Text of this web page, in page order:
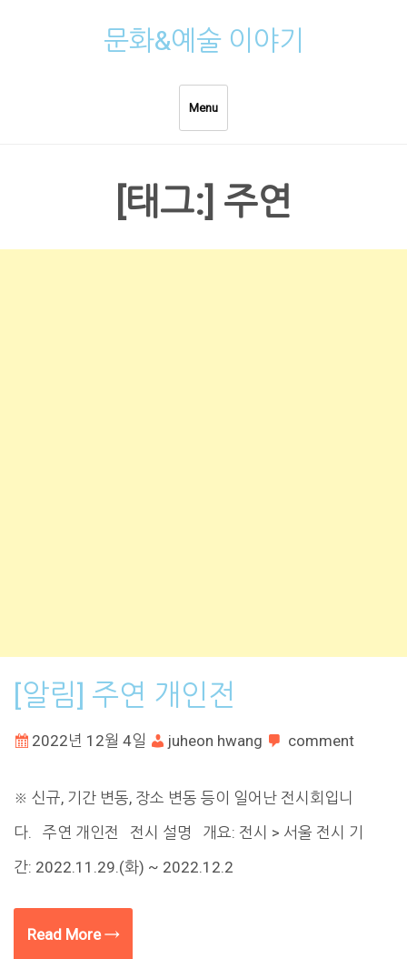
문화&예술 이야기
Menu
[태그:] 주연
[알림] 주연 개인전
2022년 12월 4일 juheon hwang comment
※ 신규, 기간 변동, 장소 변동 등이 일어난 전시회입니
다. 주연 개인전 전시 설명 개요: 전시 > 서울 전시 기
간: 2022.11.29.(화) ~ 2022.12.2
Read More →